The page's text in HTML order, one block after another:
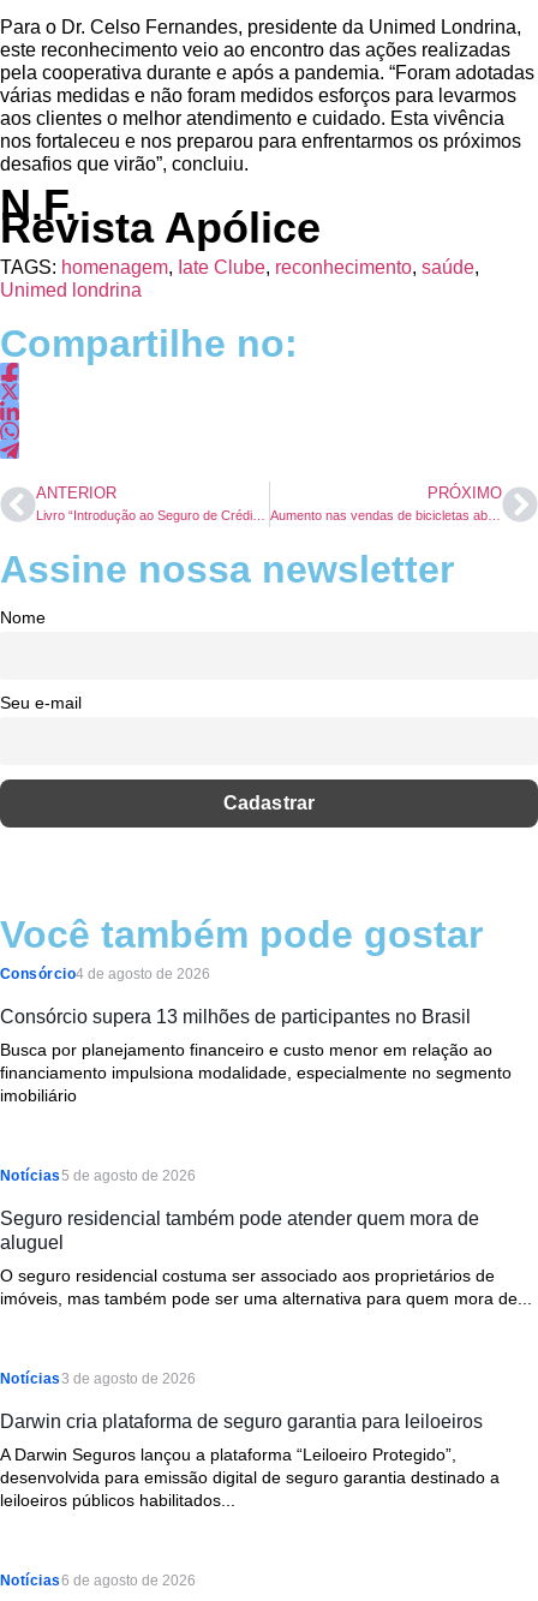
Para o Dr. Celso Fernandes, presidente da Unimed Londrina,
este reconhecimento veio ao encontro das ações realizadas
pela cooperativa durante e após a pandemia. “Foram adotadas
várias medidas e não foram medidos esforços para levarmos
aos clientes o melhor atendimento e cuidado. Esta vivência
nos fortaleceu e nos preparou para enfrentarmos os próximos
desafios que virão”, concluiu.
N.F.
Revista Apólice
TAGS: homenagem, Iate Clube, reconhecimento, saúde,
Unimed londrina
Compartilhe no:
ANTERIOR PRÓXIMO
Aumento nas vendas de bicicletas abre espaço para o seguro bike
Assine nossa newsletter
Nome
Seu e-mail
Você também pode gostar
Consórcio4 de agosto de 2026
Consórcio supera 13 milhões de participantes no Brasil
Busca por planejamento financeiro e custo menor em relação ao
financiamento impulsiona modalidade, especialmente no segmento
imobiliário
Notícias5 de agosto de 2026
Seguro residencial também pode atender quem mora de
aluguel
O seguro residencial costuma ser associado aos proprietários de
imóveis, mas também pode ser uma alternativa para quem mora de...
Notícias3 de agosto de 2026
Darwin cria plataforma de seguro garantia para leiloeiros
A Darwin Seguros lançou a plataforma “Leiloeiro Protegido”,
desenvolvida para emissão digital de seguro garantia destinado a
leiloeiros públicos habilitados...
Notícias6 de agosto de 2026